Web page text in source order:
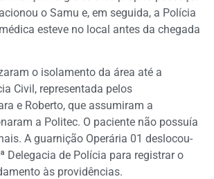
o Samu e, em seguida, a Polícia
esteve no local antes da chegada
o isolamento da área até a
Civil, representada pelos
e Roberto, que assumiram a
a Politec. O paciente não possuía
A guarnição Operária 01 deslocou-
Delegacia de Polícia para registrar o
às providências.